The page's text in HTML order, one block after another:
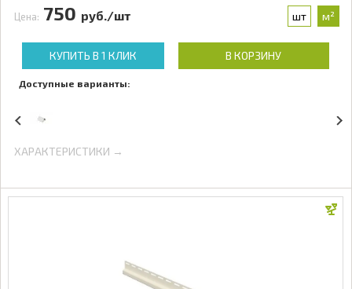
Цена: 750 руб./шт шт м²
КУПИТЬ В 1 КЛИК В КОРЗИНУ
Доступные варианты:
ХАРАКТЕРИСТИКИ →